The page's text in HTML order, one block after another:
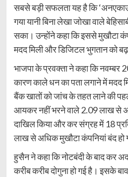
सबसे बड़ी सफलता यह है कि
गया यानी बिना लेखा जोखा वाले
सका। उन्होंने कहा कि इससे मुखौटा
मदद मिली और डिजिटल भुगतान को
भाजपा के प्रवक्ता ने कहा कि नवम्बर
कारण काले धन का पता लगाने में मदद
बैंक खातों को जांच के तहत लाने की
आयकर नहीं भरने वाले 2.09 लाख से
दाखिल किया और कर संग्रह में 18
लाख से अधिक मुखौटा कंपनियां बंद हो
हुसैन ने कहा कि नोटबंदी के बाद कर
करीब करीब दोगुना हो गई है। इसके